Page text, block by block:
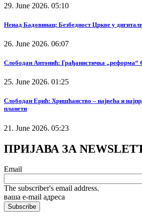
29. June 2026. 05:10
Ненад Бадовинац: Безбедност Цркве у
26. June 2026. 06:07
Слободан Антонић: Грађанистичка
25. June 2026. 01:25
Слободан Ерић: Хришћанство – највећа и
планети
21. June 2026. 05:23
ПРИЈАВА ЗА
Email
The subscriber's email address.
ваша е-mail адреса